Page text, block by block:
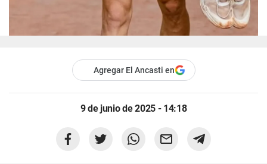
Agregar El Ancasti en
9 de junio de 2025 - 14:18